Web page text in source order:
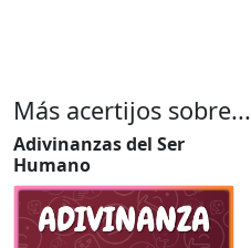
Más acertijos sobre...
Adivinanzas del Ser
Humano